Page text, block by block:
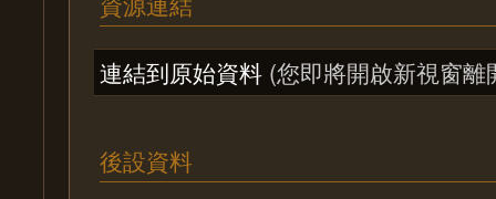
連結到原始資料 (您即將開啟新視窗離
後設資料